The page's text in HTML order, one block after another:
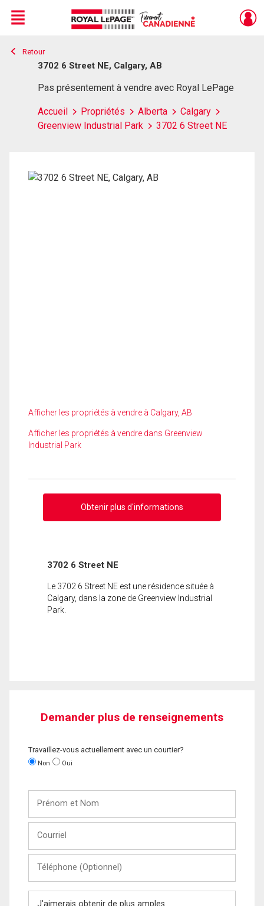
Live
En Direct
Menu
Retour
3702 6 Street NE, Calgary, AB
Pas présentement à vendre avec Royal LePage
Accueil Propriétés Alberta
Calgary
Greenview Industrial Park
3702 6 Street NE
Afficher les propriétés à vendre à Calgary, AB
Afficher les propriétés à vendre dans Greenview
Industrial Park
Obtenir plus d'informations
3702 6 Street NE
Le 3702 6 Street NE est une résidence située à
Calgary, dans la zone de Greenview Industrial
Park.
Demander plus de renseignements
Travaillez-vous actuellement avec un courtier?
Non Oui
Nom
(Optionnel)
Message